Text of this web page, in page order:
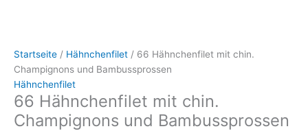
Startseite / Hähnchenfilet / 66 Hähnchenfilet mit chin.
Champignons und Bambussprossen
Hähnchenfilet
66 Hähnchenfilet mit chin.
Champignons und Bambussprossen